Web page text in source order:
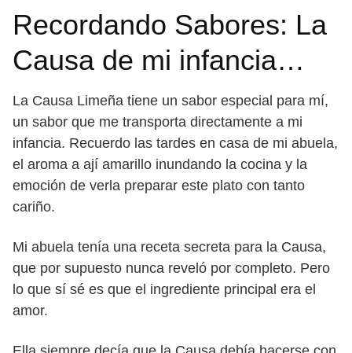
Recordando Sabores: La
Causa de mi infancia…
La Causa Limeña tiene un sabor especial para mí,
un sabor que me transporta directamente a mi
infancia. Recuerdo las tardes en casa de mi abuela,
el aroma a ají amarillo inundando la cocina y la
emoción de verla preparar este plato con tanto
cariño.
Mi abuela tenía una receta secreta para la Causa,
que por supuesto nunca reveló por completo. Pero
lo que sí sé es que el ingrediente principal era el
amor.